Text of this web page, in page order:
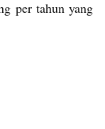
per tahun yang